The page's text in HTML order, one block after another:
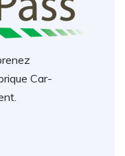
Car-